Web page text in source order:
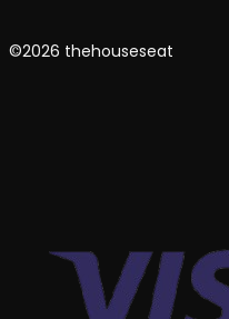
©2026 thehouseseat